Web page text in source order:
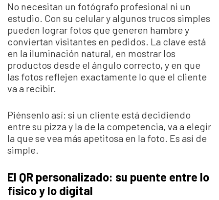
No necesitan un fotógrafo profesional ni un
estudio. Con su celular y algunos trucos simples
pueden lograr fotos que generen hambre y
conviertan visitantes en pedidos. La clave está
en la iluminación natural, en mostrar los
productos desde el ángulo correcto, y en que
las fotos reflejen exactamente lo que el cliente
va a recibir.
Piénsenlo así: si un cliente está decidiendo
entre su pizza y la de la competencia, va a elegir
la que se vea más apetitosa en la foto. Es así de
simple.
El QR personalizado: su puente entre lo
físico y lo digital